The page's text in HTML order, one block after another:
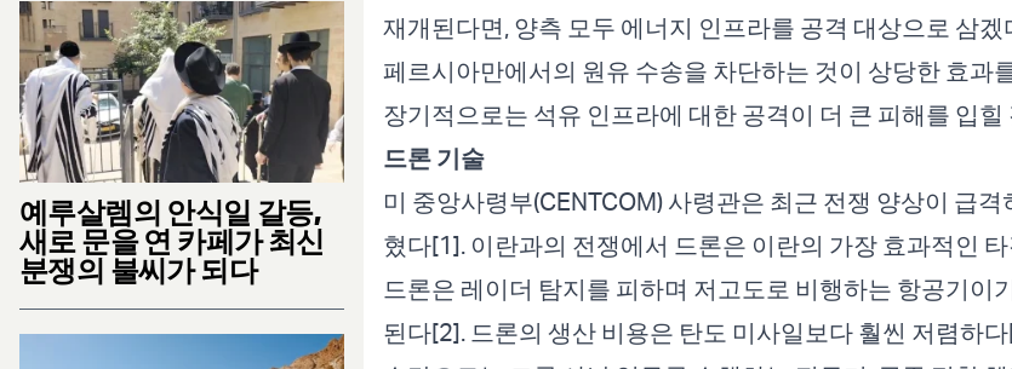
예루살렘의 안식일 갈등,
새로 문을 연 카페가 최신
분쟁의 불씨가 되다
재개된다면, 양측 모두 에너지 인프라를 공격 대상으로 삼
페르시아만에서의 원유 수송을 차단하는 것이 상당한 효과
장기적으로는 석유 인프라에 대한 공격이 더 큰 피해를 입힐
드론 기술
미 중앙사령부(CENTCOM) 사령관은 최근 전쟁 양상이 급
혔다[1]. 이란과의 전쟁에서 드론은 이란의 가장 효과적인
드론은 레이더 탐지를 피하며 저고도로 비행하는 항공기이
된다[2]. 드론의 생산 비용은 탄도 미사일보다 훨씬 저렴하